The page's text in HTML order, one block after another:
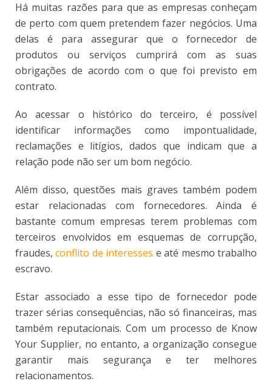
Há muitas razões para que as empresas conheçam
de perto com quem pretendem fazer negócios. Uma
delas é para assegurar que o fornecedor de
produtos ou serviços cumprirá com as suas
obrigações de acordo com o que foi previsto em
contrato.
Ao acessar o histórico do terceiro, é possível
identificar informações como impontualidade,
reclamações e litígios, dados que indicam que a
relação pode não ser um bom negócio.
Além disso, questões mais graves também podem
estar relacionadas com fornecedores. Ainda é
bastante comum empresas terem problemas com
terceiros envolvidos em esquemas de corrupção,
fraudes,conflito de interesses e até mesmo trabalho
escravo.
Estar associado a esse tipo de fornecedor pode
trazer sérias consequências, não só financeiras, mas
também reputacionais. Com um processo de Know
Your Supplier, no entanto, a organização consegue
garantir mais segurança e ter melhores
relacionamentos.